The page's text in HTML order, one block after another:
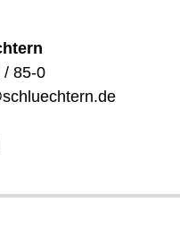
/ 85-0